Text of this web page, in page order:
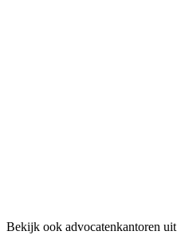
Bekijk ook advocatenkantoren uit